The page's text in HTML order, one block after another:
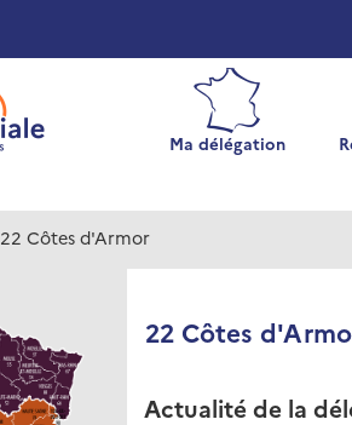
Ma délégation
22 Côtes d'Armor
22 Côtes
Actualité de la